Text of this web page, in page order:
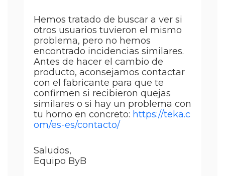
Hemos tratado de buscar a ver si
otros usuarios tuvieron el mismo
problema, pero no hemos
encontrado incidencias similares.
Antes de hacer el cambio de
producto, aconsejamos contactar
con el fabricante para que te
confirmen si recibieron quejas
similares o si hay un problema con
tu horno en concreto: https://teka.c
om/es-es/contacto/
Saludos,
Equipo ByB